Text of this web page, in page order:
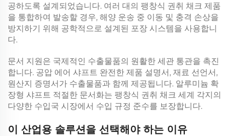
공하도록 설계되었습니다. 여러 대의 팽창식 권취 채크 제품
을 통합하여 발송할 경우, 해양 운송 중 이동 및 충격 손상을
방지하기 위해 공학적으로 설계된 포장 시스템을 사용합니
다.
문서 지원은 국제적인 수출물품의 원활한 세관 통관을 촉진
합니다. 공압 에어 샤프트 완전한 제품 설명서, 재료 선언서,
원산지 증명서가 수출물품과 함께 제공됩니다. 알루미늄 확
장형 샤프트 적절한 문서화는 팽창식 권취 채크 세계 각지의
다양한 수입국 시장에서 수입 규정 준수를 보장합니다.
이 산업용 솔루션을 선택해야 하는 이유